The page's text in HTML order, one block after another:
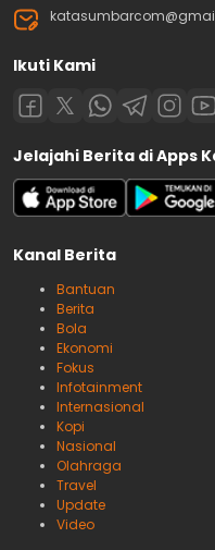
Ikuti Kami
Jelajahi Berita di Apps
Kanal Berita
Bantuan
Berita
Bola
Ekonomi
Fokus
Infotainment
Internasional
Kopi
Nasional
Olahraga
Travel
Update
Video